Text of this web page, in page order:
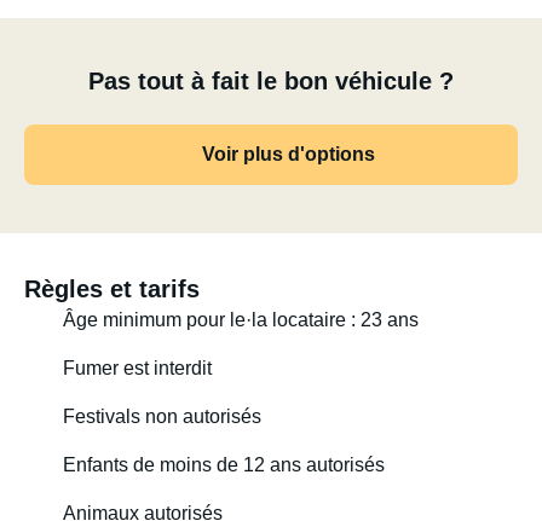
Pas tout à fait le bon véhicule ?
Voir plus d'options
Règles et tarifs
Âge minimum pour le·la locataire : 23 ans
Fumer est interdit
Festivals non autorisés
Enfants de moins de 12 ans autorisés
Animaux autorisés